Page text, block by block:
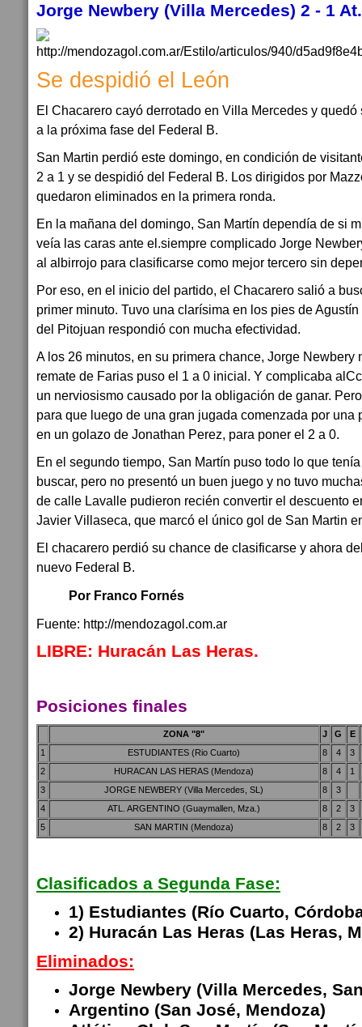
Jorge Newbery (Villa Mercedes) 2 - 1
Se despidió el León
El Chacarero cayó derrotado en Villa Mercedes y
a la próxima fase del Federal B.
San Martin perdió este domingo, en condición de
2 a 1 y se despidió del Federal B. Los dirigidos por
quedaron eliminados en la primera ronda.
En la mañana del domingo, San Martín dependía de si
veía las caras ante el.siempre complicado Jorge
al albirrojo para clasificarse como mejor tercero sin
Por eso, en el inicio del partido, el Chacarero salió a
primer minuto. Tuvo una clarísima en los pies de
del Pitojuan respondió con mucha efectividad.
A los 26 minutos, en su primera chance, Jorge Newbery
remate de Farias puso el 1 a 0 inicial. Y complicaba
un nerviosismo causado por la obligación de ganar.
para que luego de una gran jugada comenzada por una
en un golazo de Jonathan Perez, para poner el 2 a 0.
En el segundo tiempo, San Martín puso todo lo que
buscar, pero no presentó un buen juego y no tuvo
de calle Lavalle pudieron recién convertir el descuento
Javier Villaseca, que marcó el único gol de San Martin
El chacarero perdió su chance de clasificarse y ahora
nuevo Federal B.
Por Franco Fornés
Fuente: http://mendozagol.com.ar
LIBRE: Huracán Las Heras.
Posiciones finales
ZONA "8" J G
E
1
ESTUDIANTES (Rio Cuarto) 8 4
3
2
HURACAN LAS HERAS (Mendoza) 8 4
1
3
JORGE NEWBERY (Villa Mercedes, SL) 8
3
4
ATL. ARGENTINO (Guaymallen, Mza.) 8 2
3
5
SAN MARTIN (Mendoza) 8 2 3
Clasificados a Segunda Fase:
1) Estudiantes (Río Cuarto,
2) Huracán Las Heras (Las Heras,
Eliminados:
Jorge Newbery (Villa Mercedes,
Argentino (San José, Mendoza)